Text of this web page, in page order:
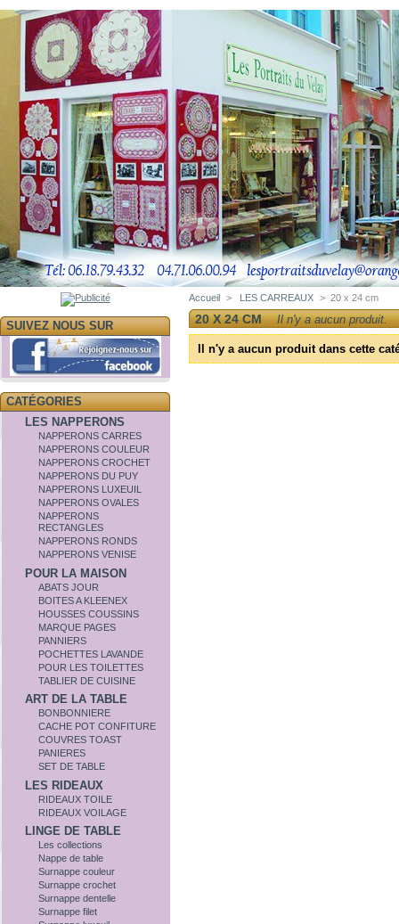
SUIVEZ NOUS SUR
CATÉGORIES
LES NAPPERONS
NAPPERONS CARRES
NAPPERONS COULEUR
NAPPERONS CROCHET
NAPPERONS DU PUY
NAPPERONS LUXEUIL
NAPPERONS OVALES
NAPPERONS
RECTANGLES
NAPPERONS RONDS
NAPPERONS VENISE
POUR LA MAISON
ABATS JOUR
BOITES A KLEENEX
HOUSSES COUSSINS
MARQUE PAGES
PANNIERS
POCHETTES LAVANDE
POUR LES TOILETTES
TABLIER DE CUISINE
ART DE LA TABLE
BONBONNIERE
CACHE POT CONFITURE
COUVRES TOAST
PANIERES
SET DE TABLE
LES RIDEAUX
RIDEAUX TOILE
RIDEAUX VOILAGE
LINGE DE TABLE
Les collections
Nappe de table
Surnappe couleur
Surnappe crochet
Surnappe dentelle
Surnappe filet
Accueil > LES CARREAUX > 20 x 24 cm
20 X 24 CM Il n'y a aucun produit.
Il n'y a aucun produit dans cette